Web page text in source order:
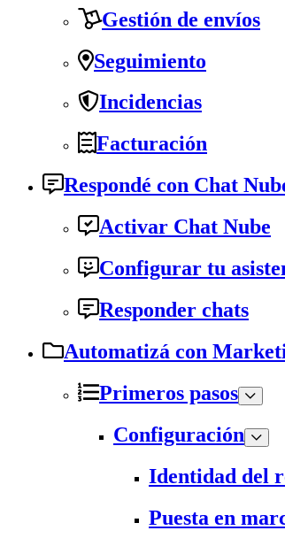
Gestión de envíos
Seguimiento
Incidencias
Facturación
Respondé con Chat
Activar Chat Nube
Configurar tu
Responder chats
Automatizá con
Primeros pasos
Configuración
Identidad del
Puesta en